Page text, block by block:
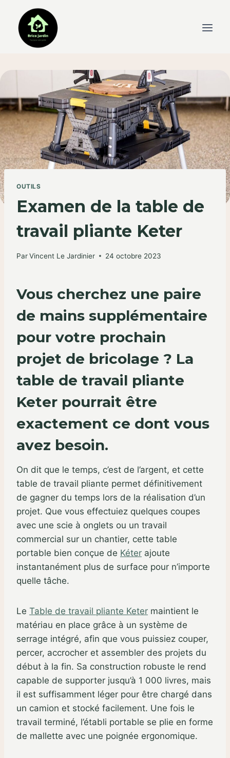
content
OUTILS
Examen de la table de
travail pliante Keter
ParVincent Le Jardinier 24 octobre 2023
Vous cherchez une paire
de mains supplémentaire
pour votre prochain
projet de bricolage ? La
table de travail pliante
Keter pourrait être
exactement ce dont vous
avez besoin.
On dit que le temps, c’est de l’argent, et cette
table de travail pliante permet définitivement
de gagner du temps lors de la réalisation d’un
projet. Que vous effectuiez quelques coupes
avec une scie à onglets ou un travail
commercial sur un chantier, cette table
portable bien conçue de Kéter ajoute
instantanément plus de surface pour n’importe
quelle tâche.
Le Table de travail pliante Keter maintient le
matériau en place grâce à un système de
serrage intégré, afin que vous puissiez couper,
percer, accrocher et assembler des projets du
début à la fin. Sa construction robuste le rend
capable de supporter jusqu’à 1 000 livres, mais
il est suffisamment léger pour être chargé dans
un camion et stocké facilement. Une fois le
travail terminé, l’établi portable se plie en forme
de mallette avec une poignée ergonomique.